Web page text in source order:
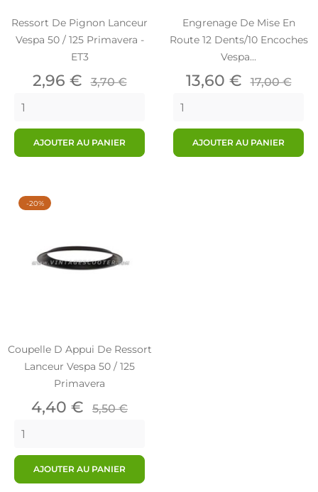
Ressort De Pignon Lanceur
Vespa 50 / 125 Primavera -
ET3
Prix
2,96 € Prix
3,70 €
AJOUTER AU PANIER
Engrenage De Mise En
Route 12 Dents/10 Encoches
Vespa...
Prix
13,60 € Prix
17,00 €
AJOUTER AU PANIER
Coupelle D Appui De Ressort
Lanceur Vespa 50 / 125
Primavera
Prix
4,40 € Prix
5,50 €
AJOUTER AU PANIER
-20%